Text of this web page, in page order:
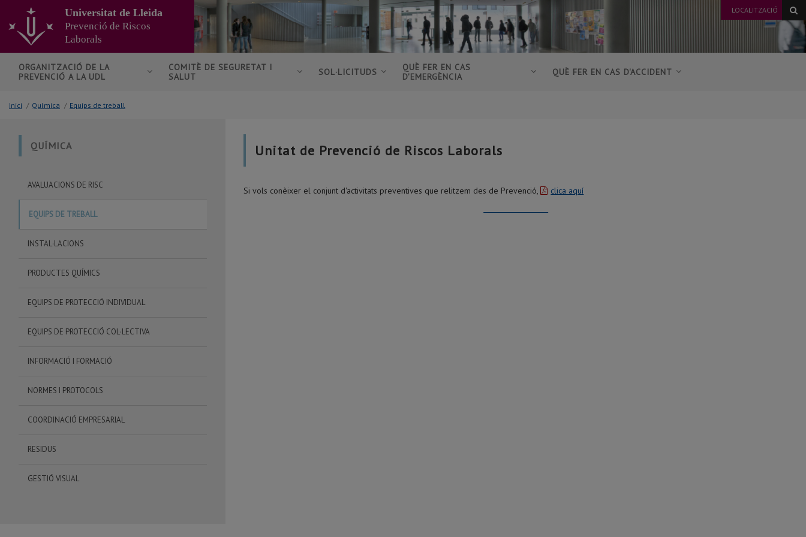
contingut
principal
de
pàgina
LOCALITZACIÓ
Universitat de Lleida
Prevenció de Riscos
Laborals
ORGANITZACIÓ DE LA
PREVENCIÓ A LA UDL
COMITÈ DE SEGURETAT I
SALUT
SOL·LICITUDS
QUÈ FER EN CAS
D'EMERGÈNCIA
QUÈ FER EN CAS D'ACCIDENT
Inici / Química / Equips de treball
QUÍMICA
AVALUACIONS DE RISC
EQUIPS DE TREBALL
INSTAL·LACIONS
PRODUCTES QUÍMICS
EQUIPS DE PROTECCIÓ INDIVIDUAL
EQUIPS DE PROTECCIÓ COL·LECTIVA
INFORMACIÓ I FORMACIÓ
NORMES I PROTOCOLS
COORDINACIÓ EMPRESARIAL
RESIDUS
GESTIÓ VISUAL
Unitat de Prevenció de Riscos Laborals
Si vols conèixer el conjunt d'activitats preventives que relitzem des de Prevenció, clica aquí